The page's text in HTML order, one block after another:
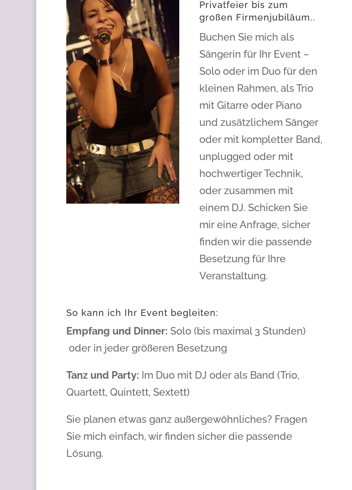
Privatfeier bis zum
großen Firmenjubiläum..
Buchen Sie mich als
Sängerin für Ihr Event –
Solo oder im Duo für den
kleinen Rahmen, als Trio
mit Gitarre oder Piano
und zusätzlichem Sänger
oder mit kompletter Band,
unplugged oder mit
hochwertiger Technik,
oder zusammen mit
einem DJ. Schicken Sie
mir eine Anfrage, sicher
finden wir die passende
Besetzung für Ihre
Veranstaltung.
So kann ich Ihr Event begleiten:
Empfang und Dinner: Solo (bis maximal 3 Stunden)
oder in jeder größeren Besetzung
Tanz und Party: Im Duo mit DJ oder als Band (Trio,
Quartett, Quintett, Sextett)
Sie planen etwas ganz außergewöhnliches? Fragen
Sie mich einfach, wir finden sicher die passende
Lösung.